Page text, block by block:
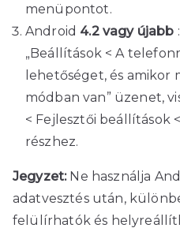
menüpontot.
Android 4.2 vagy újabb
„Beállítások < A
lehetőséget, és amikor
módban van” üzenet,
< Fejlesztői beállítások
részhez.
Jegyzet:Ne használja
adatvesztés után,
felülírhatók és